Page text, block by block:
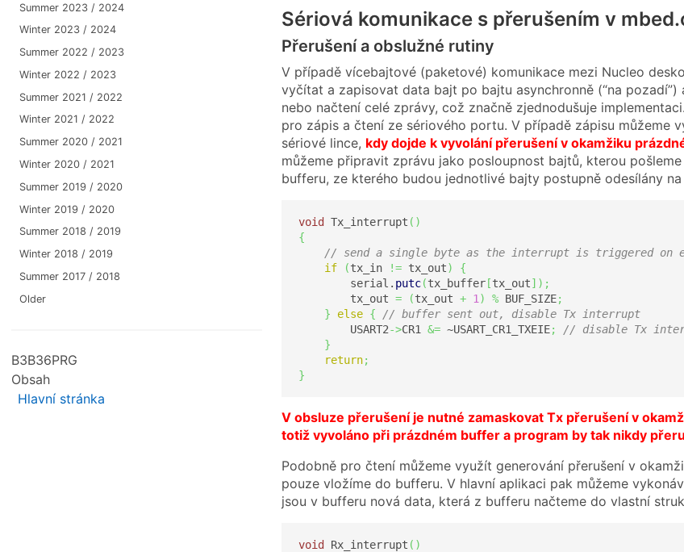
Summer 2023 / 2024
Winter 2023 / 2024
Summer 2022 / 2023
Winter 2022 / 2023
Summer 2021 / 2022
Winter 2021 / 2022
Summer 2020 / 2021
Winter 2020 / 2021
Summer 2019 / 2020
Winter 2019 / 2020
Summer 2018 / 2019
Winter 2018 / 2019
Summer 2017 / 2018
Older
B3B36PRG
Obsah
Hlavní stránka
Sériová komunikace s přerušením v
Přerušení a obslužné rutiny
V případě vícebajtové (paketové) komunikace mezi Nucleo
vyčítat a zapisovat data bajt po bajtu asynchronně (“na
nebo načtení celé zprávy, což značně zjednodušuje
pro zápis a čtení ze sériového portu. V případě zápisu můžeme
sériové lince, kdy dojde k vyvolání přerušení v okamžiku
můžeme připravit zprávu jako posloupnost bajtů, kterou
bufferu, ze kterého budou jednotlivé bajty postupně odesílány
void Tx_interrupt ( )
{
// send a single byte as the interrupt is triggered on
if
(tx_in != tx_out)
{
        serial.
putc(tx_buffer[tx_out] ) ;
        tx_out
= (tx_out + 1 ) % BUF_SIZE;
}
else {
// buffer sent out, disable Tx interrupt
        USART2
->CR1 &= ~USART_CR1_TXEIE;
// disable Tx
}
return;
}
V obsluze přerušení je nutné zamaskovat Tx přerušení v
totiž vyvoláno při prázdném buffer a program by tak nikdy
Podobně pro čtení můžeme využít generování přerušení v
pouze vložíme do bufferu. V hlavní aplikaci pak můžeme
jsou v bufferu nová data, která z bufferu načteme do vlastní
void Rx_interrupt ( )